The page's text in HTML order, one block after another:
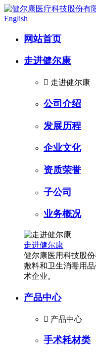
English
网站首页
走进健尔康
 走进健尔康
公司介绍
发展历程
企业文化
资质荣誉
子公司
业务概况
走进健尔康
健尔康医用科技股
敷料和卫生消毒用
术企业。
产品中心
 产品中心
手术耗材类